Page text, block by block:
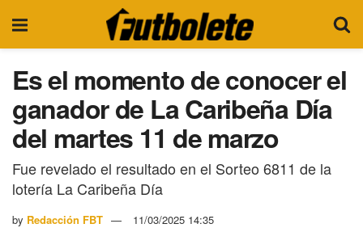
Es el momento de conocer el
ganador de La Caribeña Día
del martes 11 de marzo
Fue revelado el resultado en el Sorteo 6811 de la
lotería La Caribeña Día
by Redacción FBT 11/03/2025 14:35